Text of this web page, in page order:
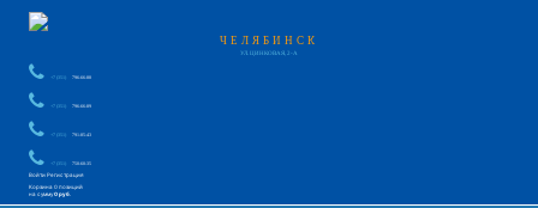
ЧЕЛЯБИНСК
УЛ. ЦИНКОВАЯ, 2-А
+7 (351) 796-66-88
+7 (351) 796-66-89
+7 (351) 791-85-43
+7 (351)
750-60-35
Войти Регистрация
Корзина0 позиций
на сумму0 руб.